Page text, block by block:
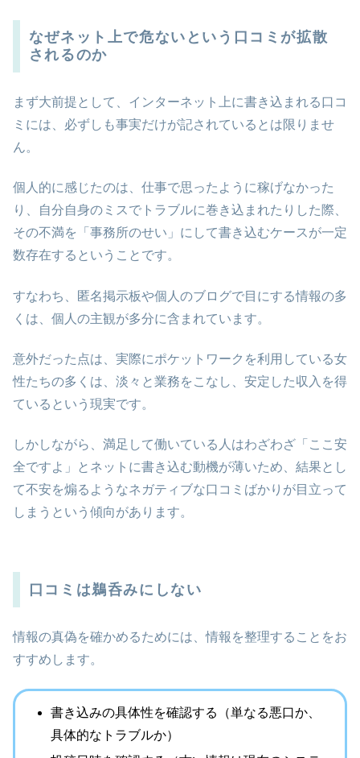
なぜネット上で危ないという口コミが拡散
されるのか
まず大前提として、インターネット上に書き込まれる口コ
ミには、必ずしも事実だけが記されているとは限りませ
ん。
個人的に感じたのは、仕事で思ったように稼げなかった
り、自分自身のミスでトラブルに巻き込まれたりした際、
その不満を「事務所のせい」にして書き込むケースが一定
数存在するということです。
すなわち、匿名掲示板や個人のブログで目にする情報の多
くは、個人の主観が多分に含まれています。
意外だった点は、実際にポケットワークを利用している女
性たちの多くは、淡々と業務をこなし、安定した収入を得
ているという現実です。
しかしながら、満足して働いている人はわざわざ「ここ安
全ですよ」とネットに書き込む動機が薄いため、結果とし
て不安を煽るようなネガティブな口コミばかりが目立って
しまうという傾向があります。
口コミは鵜呑みにしない
情報の真偽を確かめるためには、情報を整理することをお
すすめします。
書き込みの具体性を確認する（単なる悪口か、
具体的なトラブルか）